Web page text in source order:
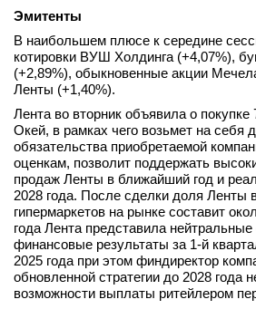
Эмитенты
В наибольшем плюсе к середине
котировки ВУШ Холдинга (+4,07%),
(+2,89%), обыкновенные акции
Ленты (+1,40%).
Лента во вторник объявила о покупке
Окей, в рамках чего возьмет на себя
обязательства приобретаемой
оценкам, позволит поддержать
продаж Ленты в ближайший год и
2028 года. После сделки доля Ленты
гипермаркетов на рынке составит
года Лента представила
финансовые результаты за 1-й
2025 года при этом финдиректор
обновленной стратегии до 2028 года
возможности выплаты ритейлером